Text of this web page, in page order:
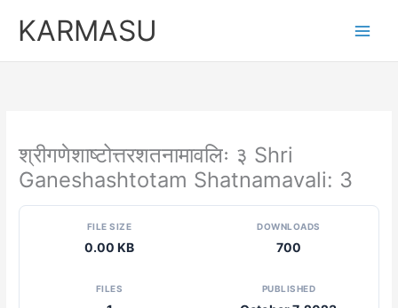
KARMASU
श्रीगणेशाष्टोत्तरशतनामावलिः ३ Shri
Ganeshashtotam Shatnamavali: 3
FILE SIZE
0.00 KB
DOWNLOADS
700
FILES PUBLISHED